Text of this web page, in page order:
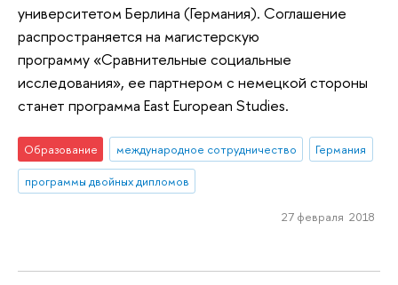
университетом Берлина (Германия). Соглашение
распространяется на магистерскую
программу «Сравнительные социальные
исследования», ее партнером с немецкой стороны
станет программа East European Studies.
Образование международное сотрудничество
Германия
программы двойных дипломов
27 февраля 2018